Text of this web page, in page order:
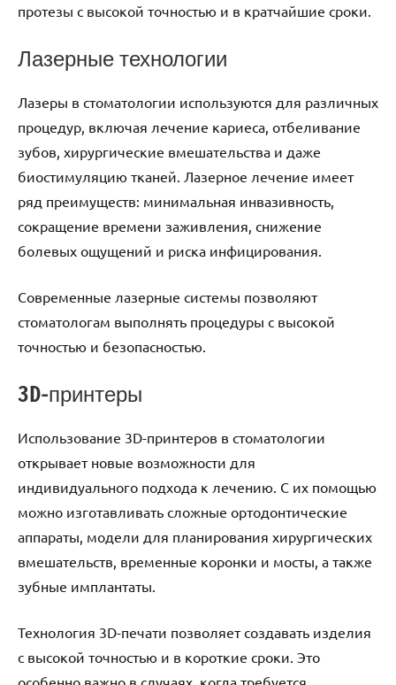
протезы с высокой точностью и в кратчайшие сроки.
Лазерные технологии
Лазеры в стоматологии используются для различных
процедур, включая лечение кариеса, отбеливание
зубов, хирургические вмешательства и даже
биостимуляцию тканей. Лазерное лечение имеет
ряд преимуществ: минимальная инвазивность,
сокращение времени заживления, снижение
болевых ощущений и риска инфицирования.
Современные лазерные системы позволяют
стоматологам выполнять процедуры с высокой
точностью и безопасностью.
3D-принтеры
Использование 3D-принтеров в стоматологии
открывает новые возможности для
индивидуального подхода к лечению. С их помощью
можно изготавливать сложные ортодонтические
аппараты, модели для планирования хирургических
вмешательств, временные коронки и мосты, а также
зубные имплантаты.
Технология 3D-печати позволяет создавать изделия
с высокой точностью и в короткие сроки. Это
особенно важно в случаях, когда требуется